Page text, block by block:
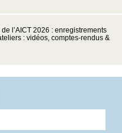
de l’AICT 2026 : enregistrements
: vidéos, comptes-rendus &